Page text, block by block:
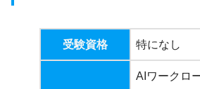
受験資格 特になし
AIワークロ